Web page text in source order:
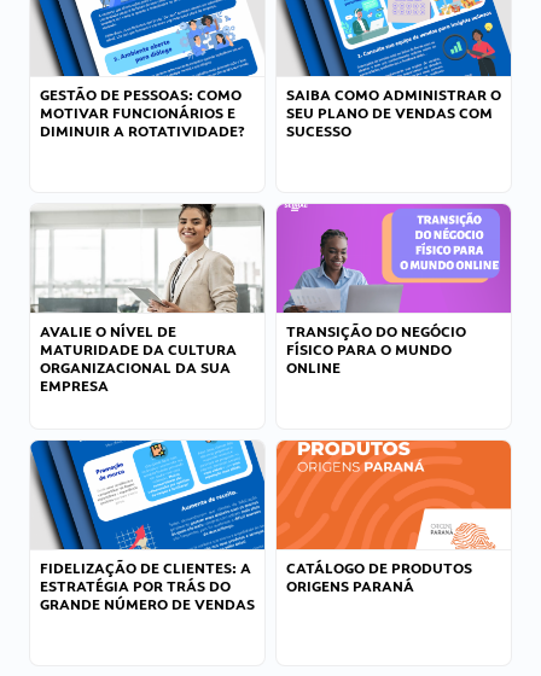
GESTÃO DE PESSOAS: COMO
MOTIVAR FUNCIONÁRIOS E
DIMINUIR A ROTATIVIDADE?
SAIBA COMO ADMINISTRAR O
SEU PLANO DE VENDAS COM
SUCESSO
AVALIE O NÍVEL DE
MATURIDADE DA CULTURA
ORGANIZACIONAL DA SUA
EMPRESA
TRANSIÇÃO DO NEGÓCIO
FÍSICO PARA O MUNDO
ONLINE
FIDELIZAÇÃO DE CLIENTES: A
ESTRATÉGIA POR TRÁS DO
GRANDE NÚMERO DE VENDAS
CATÁLOGO DE PRODUTOS
ORIGENS PARANÁ